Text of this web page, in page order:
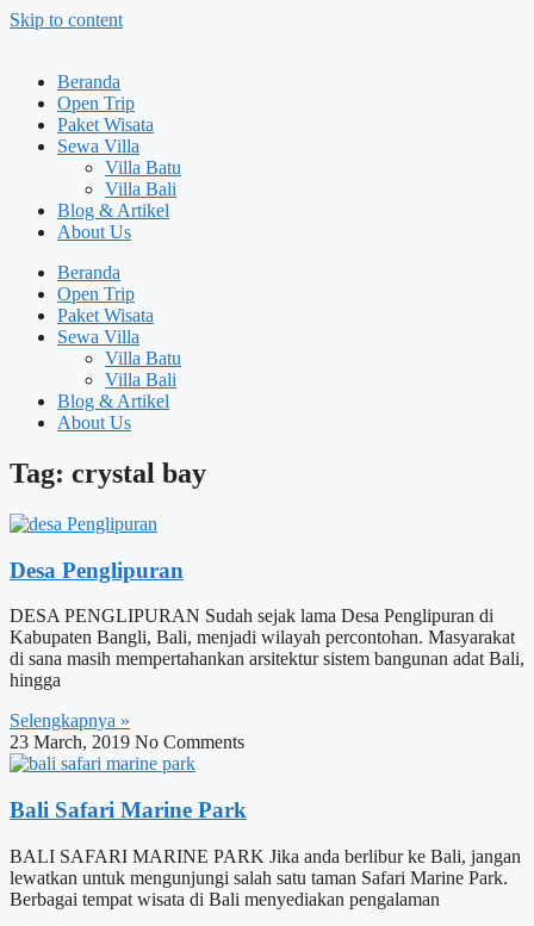
Skip to content
Beranda
Open Trip
Paket Wisata
Sewa Villa
Villa Batu
Villa Bali
Blog & Artikel
About Us
Beranda
Open Trip
Paket Wisata
Sewa Villa
Villa Batu
Villa Bali
Blog & Artikel
About Us
Tag: crystal bay
Desa Penglipuran
DESA PENGLIPURAN Sudah sejak lama Desa Penglipuran di
Kabupaten Bangli, Bali, menjadi wilayah percontohan. Masyarakat
di sana masih mempertahankan arsitektur sistem bangunan adat Bali,
hingga
Selengkapnya »
23 March, 2019 No Comments
Bali Safari Marine Park
BALI SAFARI MARINE PARK Jika anda berlibur ke Bali, jangan
lewatkan untuk mengunjungi salah satu taman Safari Marine Park.
Berbagai tempat wisata di Bali menyediakan pengalaman